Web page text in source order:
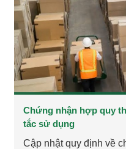
Chứng nhận hợp quy
tắc sử dụng
Cập nhật quy định về